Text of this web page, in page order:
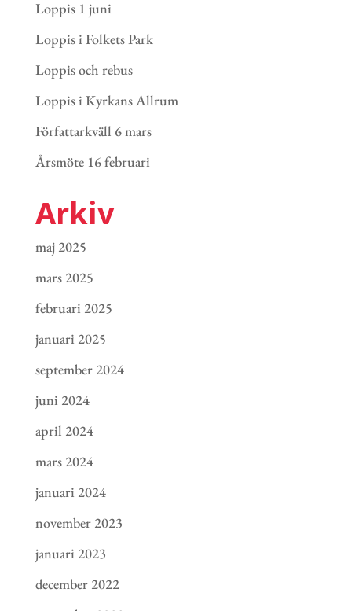
Loppis 1 juni
Loppis i Folkets Park
Loppis och rebus
Loppis i Kyrkans Allrum
Författarkväll 6 mars
Årsmöte 16 februari
Arkiv
maj 2025
mars 2025
februari 2025
januari 2025
september 2024
juni 2024
april 2024
mars 2024
januari 2024
november 2023
januari 2023
december 2022